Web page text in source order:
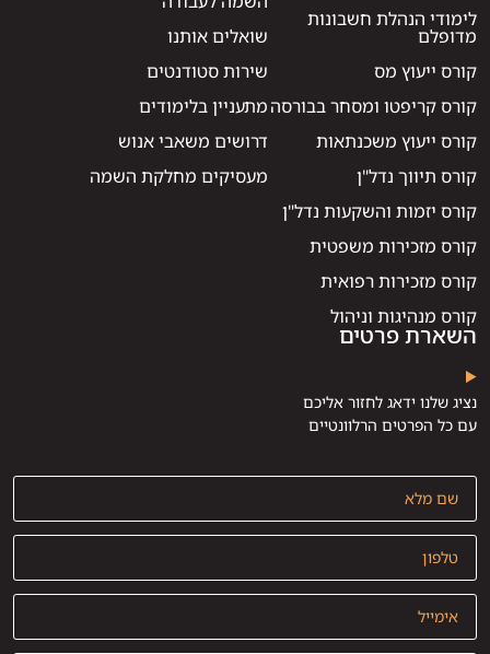
לימודי הנהלת חשבונות
מדופלם
קורס ייעוץ מס
קורס קריפטו ומסחר בבורסה
קורס ייעוץ משכנתאות
קורס תיווך נדל"ן
קורס יזמות והשקעות נדל"ן
קורס מזכירות משפטית
קורס מזכירות רפואית
קורס מנהיגות וניהול
שואלים אותנו
שירות סטודנטים
מתעניין בלימודים
דרושים משאבי אנוש
מעסיקים מחלקת השמה
השארת פרטים
נציג שלנו ידאג לחזור אליכם
עם כל הפרטים הרלוונטיים